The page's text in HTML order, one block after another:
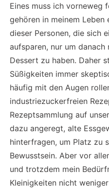
Eines muss ich vorneweg
gehören in meinem Leben
dieser Personen, die sich
aufsparen, nur um
Dessert zu haben. Daher
Süßigkeiten immer
häufig mit den Augen
industriezuckerfreien
Rezeptsammlung auf
dazu angeregt, alte
hinterfragen, um Platz zu
Bewusstsein. Aber vor
und trotzdem mein
Kleinigkeiten nicht